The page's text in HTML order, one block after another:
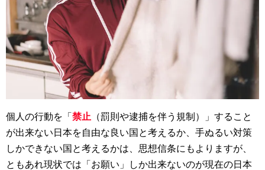
個人の行動を「 禁止 （罰則や逮捕を伴う規制）」すること
が出来ない日本を自由な良い国と考えるか、手ぬるい対策
しかできない国と考えるかは、思想信条にもよりますが、
ともあれ現状では「お願い」しか出来ないのが現在の日本